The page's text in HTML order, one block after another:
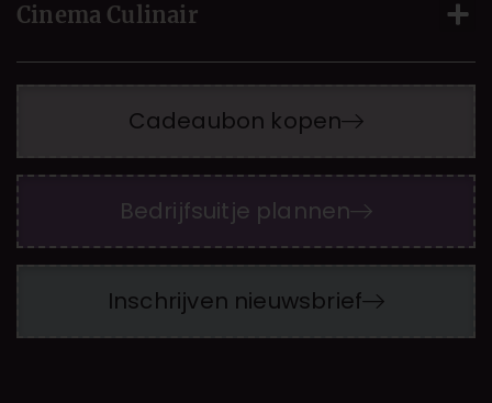
Cinema Culinair
Cadeaubon kopen
Bedrijfsuitje plannen
Inschrijven nieuwsbrief